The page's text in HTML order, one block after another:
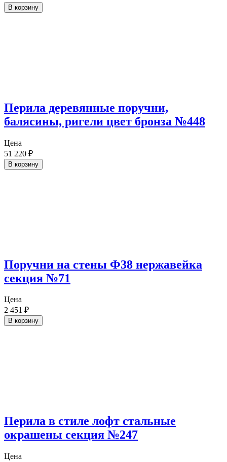
В корзину
Перила деревянные поручни,
балясины, ригели цвет бронза №448
Цена
51 220 ₽
В корзину
Поручни на стены Ф38 нержавейка
секция №71
Цена
2 451 ₽
В корзину
Перила в стиле лофт стальные
окрашены секция №247
Цена